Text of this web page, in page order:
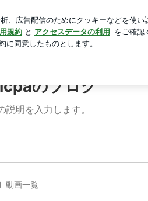
のブログ
説明を入力します。
動画一覧